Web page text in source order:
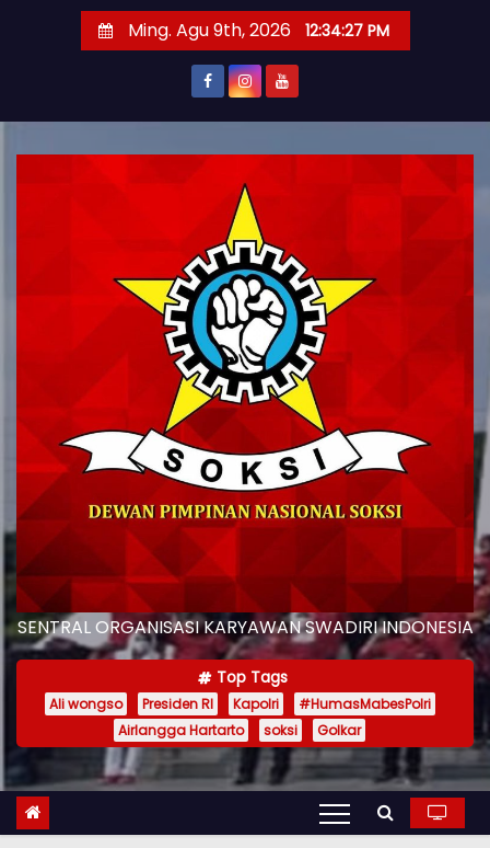
Ming. Agu 9th, 2026 12:34:29 PM
SENTRAL ORGANISASI KARYAWAN SWADIRI INDONESIA
Top Tags
Ali wongso Presiden RI Kapolri
#HumasMabesPolri
Airlangga Hartarto
soksi Golkar